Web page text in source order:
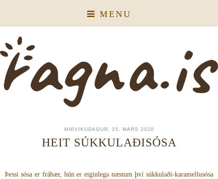
MENU
MIÐVIKUDAGUR, 25. MARS 2020
HEIT SÚKKULAÐISÓSA
Þessi sósa er frábær, hún er eiginlega næstum því súkkulaði-karamellusósa